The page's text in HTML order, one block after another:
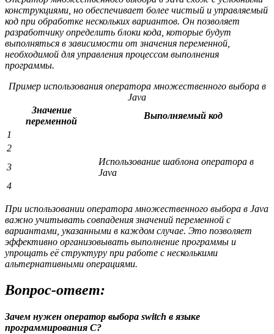
конструкциями, но обеспечивает более чистый и управляемый
код при обработке нескольких вариантов. Он позволяет
разработчику определить блоки кода, которые будут
выполняться в зависимости от значения переменной,
необходимой для управления процессом выполнения
программы.
Пример использования оператора множественного выбора в
Java
Значение
переменной
Выполняемый код
1
2
3
Использование шаблона оператора в
Java
4
При использовании оператора множественного выбора в Java
важно учитывать совпадения значений переменной с
вариантами, указанными в каждом случае. Это позволяет
эффективно организовывать выполнение программы и
упрощать её структуру при работе с несколькими
альтернативными операциями.
Вопрос-ответ:
Зачем нужен оператор выбора switch в языке
программирования C?